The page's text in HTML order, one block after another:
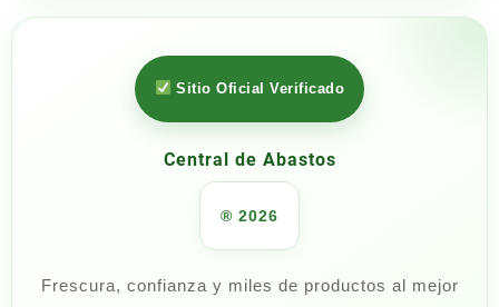
Sitio Oficial Verificado
Central de Abastos
® 2026
Frescura, confianza y miles de productos al mejor